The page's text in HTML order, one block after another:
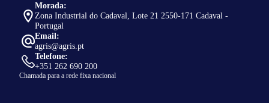
Morada:
Zona Industrial do Cadaval, Lote 21 2550-171 Cadaval -
Portugal
Email:
agris@agris.pt
Telefone:
+351 262 690 200
Chamada para a rede fixa nacional